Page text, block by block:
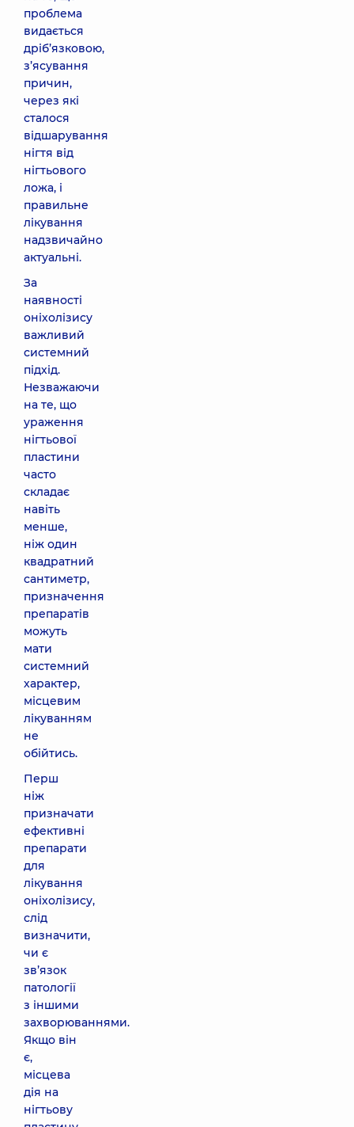
проблема
видається
дріб’язковою,
з’ясування
причин,
через які
сталося
відшарування
нігтя від
нігтьового
ложа, і
правильне
лікування
надзвичайно
актуальні.
За
наявності
оніхолізису
важливий
системний
підхід.
Незважаючи
на те, що
ураження
нігтьової
пластини
часто
складає
навіть
менше,
ніж один
квадратний
сантиметр,
призначення
препаратів
можуть
мати
системний
характер,
місцевим
лікуванням
не
обійтись.
Перш
ніж
призначати
ефективні
препарати
для
лікування
оніхолізису,
слід
визначити,
чи є
зв’язок
патології
з іншими
захворюваннями.
Якщо він
є,
місцева
дія на
нігтьову